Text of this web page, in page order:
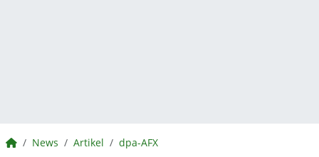
BörsenNEWS.de
News Artikel dpa-AFX